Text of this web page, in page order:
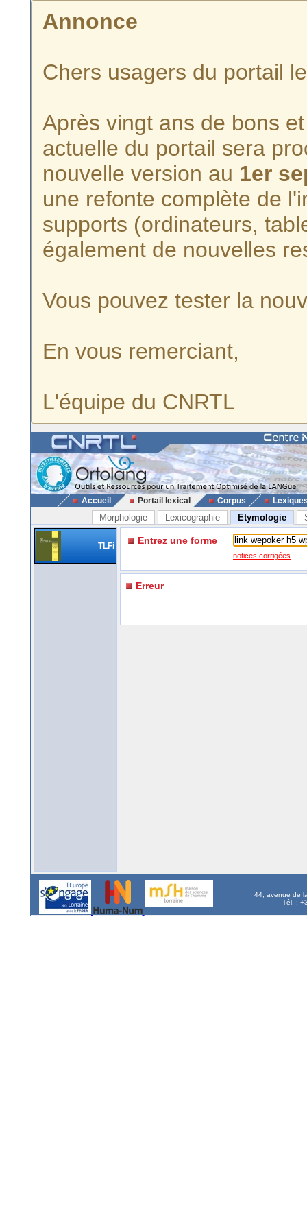
Annonce
Chers usagers du portail
Après vingt ans de bons
actuelle du portail sera
nouvelle version au 1er
une refonte complète de
supports (ordinateurs,
également de nouvelles
Vous pouvez tester la
En vous remerciant,
L'équipe du CNRTL
Accueil Portail lexical Corpus
Morphologie Lexicographie Etymologie
TLFi Entrez une forme
notices corrigées
Erreur
44, avenue de
Tél. :